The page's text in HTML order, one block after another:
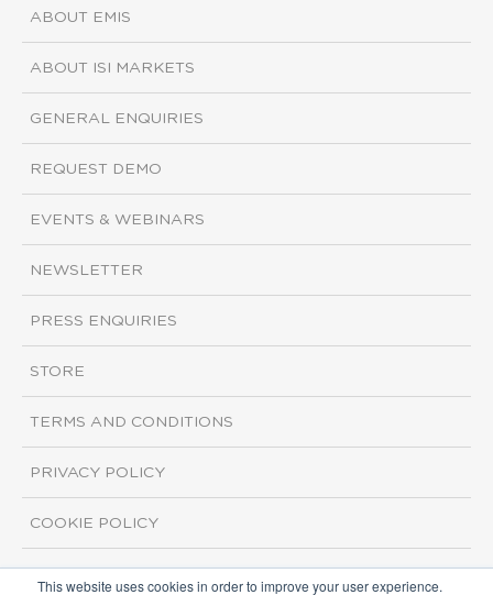
This website uses cookies in order to improve your user experience.
ABOUT EMIS
ABOUT ISI MARKETS
GENERAL ENQUIRIES
REQUEST DEMO
EVENTS & WEBINARS
NEWSLETTER
PRESS ENQUIRIES
STORE
TERMS AND CONDITIONS
PRIVACY POLICY
COOKIE POLICY